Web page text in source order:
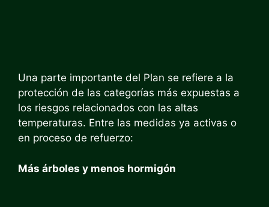
Una parte importante del Plan se refiere a la
protección de las categorías más expuestas a
los riesgos relacionados con las altas
temperaturas. Entre las medidas ya activas o
en proceso de refuerzo:
Más árboles y menos hormigón